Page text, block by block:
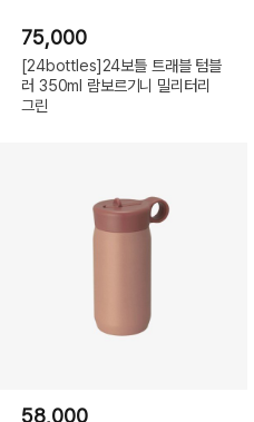
75,000
[24bottles]24보틀 트래블 텀블
러 350ml 람보르기니 밀리터리
그린
58,000